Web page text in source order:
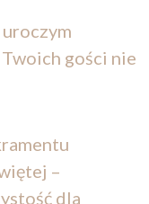
gości nie
–
dla